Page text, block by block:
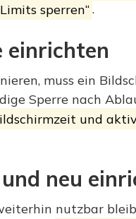
sperren“.
einrichten
muss ein
Sperre nach
und
neu
nutzbar